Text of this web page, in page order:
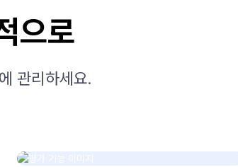
으로
관리하세요.